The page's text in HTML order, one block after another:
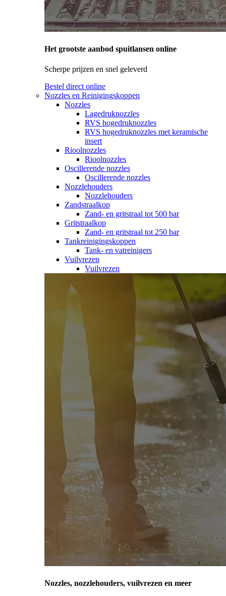
Het grootste aanbod spuitlansen online
Scherpe prijzen en snel geleverd
Bestel direct online
Nozzles en Reinigingskoppen
Nozzles
Lagedruknozzles
RVS hogedruknozzles
RVS hogedruknozzles met keramische
insert
Rioolnozzles
Rioolnozzles
Oscillerende nozzles
Oscillerende nozzles
Nozzlehouders
Nozzlehouders
Zandstraalkop
Zand- en gritstraal tot 500 bar
Gritstraalkop
Zand- en gritstraal tot 250 bar
Tankreinigingskoppen
Tank- en vatreinigers
Vuilvrezen
Vuilvrezen
Nozzles, nozzlehouders, vuilvrezen en meer